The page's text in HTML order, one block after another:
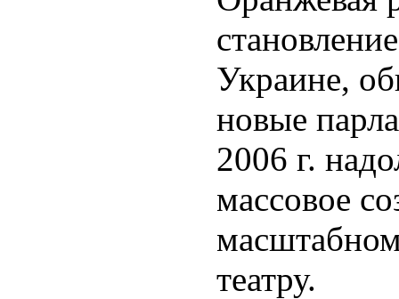
Украине,
новые
2006 г.
массовое
театру.